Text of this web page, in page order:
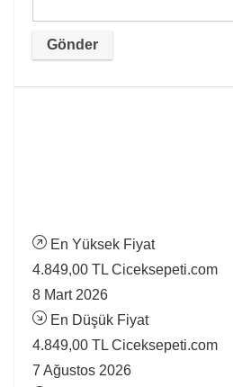
En Yüksek Fiyat
4.849,00 TL Ciceksepeti.com
8 Mart 2026
En Düşük Fiyat
4.849,00 TL Ciceksepeti.com
7 Ağustos 2026